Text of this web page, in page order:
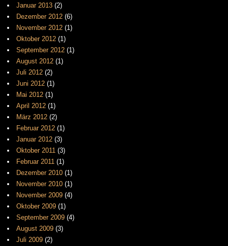
Januar 2013 (2)
Dezember 2012 (6)
November 2012 (1)
Oktober 2012 (1)
September 2012 (1)
August 2012 (1)
Juli 2012 (2)
Juni 2012 (1)
Mai 2012 (1)
April 2012 (1)
März 2012 (2)
Februar 2012 (1)
Januar 2012 (3)
Oktober 2011 (3)
Februar 2011 (1)
Dezember 2010 (1)
November 2010 (1)
November 2009 (4)
Oktober 2009 (1)
September 2009 (4)
August 2009 (3)
Juli 2009 (2)